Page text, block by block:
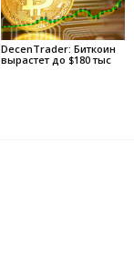
DecenTrader: Биткоин
вырастет до $180 тыс